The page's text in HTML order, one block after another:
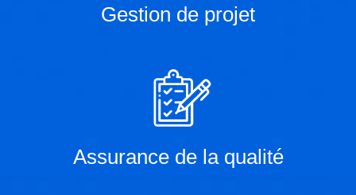
Gestion de projet
Assurance de la qualité